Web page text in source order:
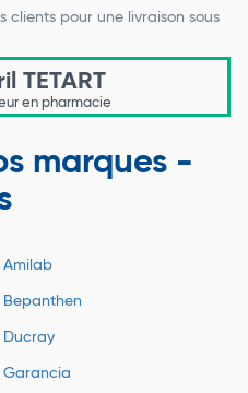
clients pour une livraison sous
TETART
en pharmacie
marques -
Amilab
Bepanthen
Ducray
Garancia